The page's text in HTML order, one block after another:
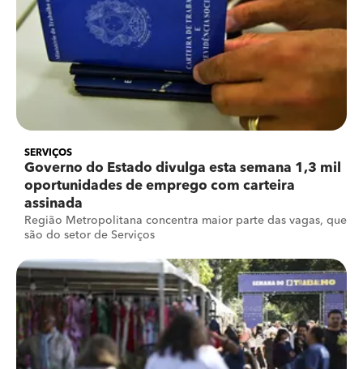
SERVIÇOS
Governo do Estado divulga esta semana 1,3 mil
oportunidades de emprego com carteira
assinada
Região Metropolitana concentra maior parte das vagas, que
são do setor de Serviços